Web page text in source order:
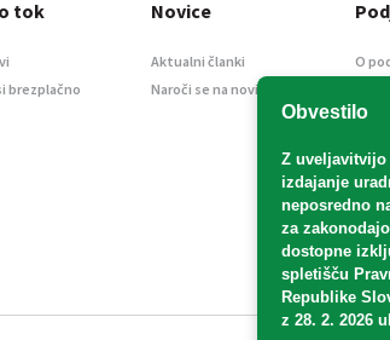
Obvestilo
Z uveljavitvijo
izdajanje
neposredno
za zakonodajo
dostopne
spletišču
Republike
z 28. 2. 2026
tok
brezplačno
Novice
Aktualni članki
Naroči se na novice
O
E-